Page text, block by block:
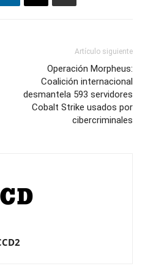
Artículo siguiente
Operación Morpheus:
Coalición internacional
desmantela 593 servidores
Cobalt Strike usados por
cibercriminales